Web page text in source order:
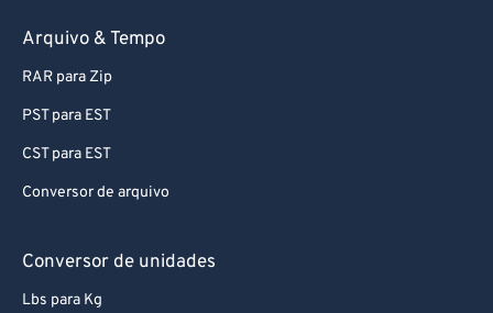
Arquivo & Tempo
RAR para Zip
PST para EST
CST para EST
Conversor de arquivo
Conversor de unidades
Lbs para Kg